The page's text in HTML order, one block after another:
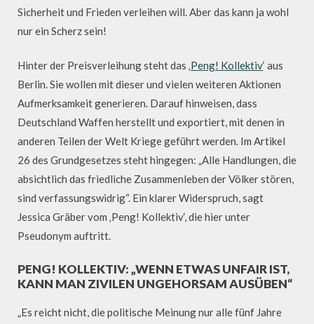
Sicherheit und Frieden verleihen will. Aber das kann ja wohl
nur ein Scherz sein!
Hinter der Preisverleihung steht das ‚Peng! Kollektiv‘ aus
Berlin. Sie wollen mit dieser und vielen weiteren Aktionen
Aufmerksamkeit generieren. Darauf hinweisen, dass
Deutschland Waffen herstellt und exportiert, mit denen in
anderen Teilen der Welt Kriege geführt werden. Im Artikel
26 des Grundgesetzes steht hingegen: „Alle Handlungen, die
absichtlich das friedliche Zusammenleben der Völker stören,
sind verfassungswidrig“. Ein klarer Widerspruch, sagt
Jessica Gräber vom ‚Peng! Kollektiv‘, die hier unter
Pseudonym auftritt.
PENG! KOLLEKTIV: „WENN ETWAS UNFAIR IST,
KANN MAN ZIVILEN UNGEHORSAM AUSÜBEN“
„Es reicht nicht, die politische Meinung nur alle fünf Jahre